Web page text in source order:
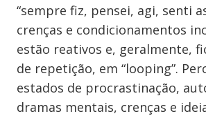
“sempre fiz, pensei, agi, senti
crenças e condicionamentos
estão reativos e, geralmente,
de repetição, em “looping”.
estados de procrastinação,
dramas mentais, crenças e